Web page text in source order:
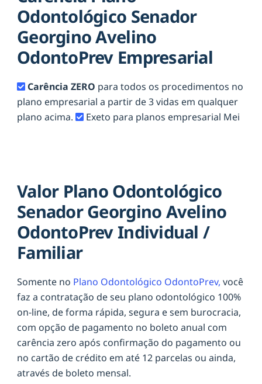
Odontológico Senador
Georgino Avelino
OdontoPrev Empresarial
Carência ZERO para todos os procedimentos no
plano empresarial a partir de 3 vidas em qualquer
plano acima.
Exeto para planos empresarial Mei
Valor Plano Odontológico
Senador Georgino Avelino
OdontoPrev Individual /
Familiar
Somente no Plano Odontológico OdontoPrev, você
faz a contratação de seu plano odontológico 100%
on-line, de forma rápida, segura e sem burocracia,
com opção de pagamento no boleto anual com
carência zero após confirmação do pagamento ou
no cartão de crédito em até 12 parcelas ou ainda,
através de boleto mensal.